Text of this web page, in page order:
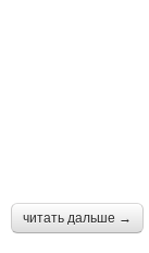
читать дальше →